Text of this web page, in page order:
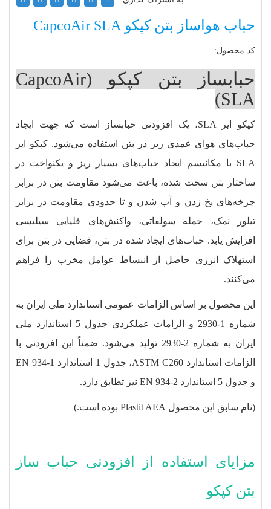
حباب هواساز بتن کپکو CapcoAir SLA
کد محصول:
حبابساز بتن کپکو (CapcoAir
SLA)
کپکو ایر SLA، یک افزودنی حبابساز است که جهت ایجاد
حباب‌های هوای عمدی ریز در بتن استفاده می‌شود. کپکو ایر
SLA با مکانیسم ایجاد حباب‌های بسیار ریز و یکنواخت در
ساختار بتن سخت‌ شده، باعث می‌شود مقاومت بتن در برابر
چرخه‌های یخ‌ زدن و آب‌ شدن و تا حدودی مقاومت در برابر
تبلور نمک، حمله سولفاتی، واکنش‌های قلیایی‌ سیلیسی
افزایش یابد. حباب‌های ایجاد شده در بتن، فضایی در بتن برای
استهلاک انرژی حاصل از انبساط عوامل مخرب را فراهم
می‌کنند.
این محصول بر اساس الزامات عمومی استاندارد ملی ایران به
شماره 1-2930 و الزامات عملکردی جدول 5 استاندارد ملی
ایران به شماره 2-2930 تولید می‌شود. ضمناً این افزودنی با
الزامات استاندارد ASTM C260، جدول 1 استاندارد EN 934-1
و جدول 5 استاندارد EN 934-2 نیز تطابق دارد.
(نام سابق این محصول Plastit AEA بوده است.)
مزایای استفاده از افزودنی حباب ساز
بتن کپکو